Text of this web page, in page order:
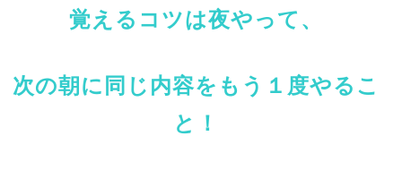
覚えるコツは夜やって、
次の朝に同じ内容をもう１度やるこ
と！